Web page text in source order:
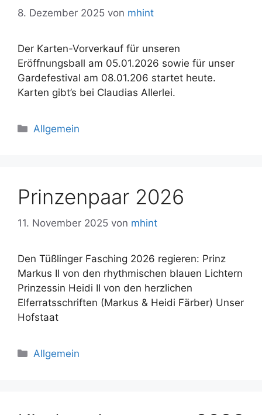
8. Dezember 2025 von mhint
Der Karten-Vorverkauf für unseren
Eröffnungsball am 05.01.2026 sowie für unser
Gardefestival am 08.01.206 startet heute.
Karten gibt’s bei Claudias Allerlei.
Kategorien
Allgemein
Prinzenpaar 2026
11. November 2025 von mhint
Den Tüßlinger Fasching 2026 regieren: Prinz
Markus II von den rhythmischen blauen Lichtern
Prinzessin Heidi II von den herzlichen
Elferratsschriften (Markus & Heidi Färber) Unser
Hofstaat
Kategorien
Allgemein